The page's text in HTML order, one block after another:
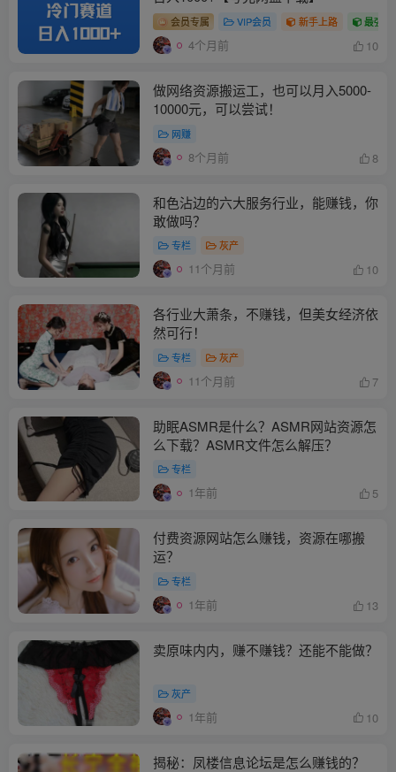
会员专属 VIP会员 新手上路 最强大
4个月前 10
做网络资源搬运工，也可以月入5000-
10000元，可以尝试！
网赚
8个月前 8
和色沾边的六大服务行业，能赚钱，你
敢做吗？
专栏 灰产
11个月前 10
各行业大萧条，不赚钱，但美女经济依
然可行！
专栏 灰产
11个月前 7
助眠ASMR是什么？ASMR网站资源怎
么下载？ASMR文件怎么解压？
专栏
1年前 5
付费资源网站怎么赚钱，资源在哪搬
运？
专栏
1年前 13
卖原味内内，赚不赚钱？还能不能做？
灰产
1年前 10
揭秘：凤楼信息论坛是怎么赚钱的？